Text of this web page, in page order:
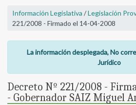
Información Legislativa /Legislación
221/2008 - Firmado el 14-04-2008
La información desplegada, No
Jurídico
Decreto Nº 221/2008 -
- Gobernador SAIZ Miguel